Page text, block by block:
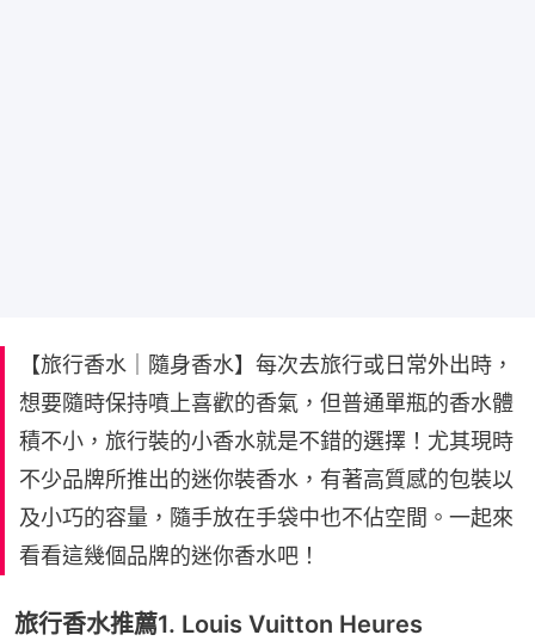
【旅行香水｜隨身香水】每次去旅行或日常外出時，
想要隨時保持噴上喜歡的香氣，但普通單瓶的香水體
積不小，旅行裝的小香水就是不錯的選擇！尤其現時
不少品牌所推出的迷你裝香水，有著高質感的包裝以
及小巧的容量，隨手放在手袋中也不佔空間。一起來
看看這幾個品牌的迷你香水吧！
旅行香水推薦1. Louis Vuitton Heures